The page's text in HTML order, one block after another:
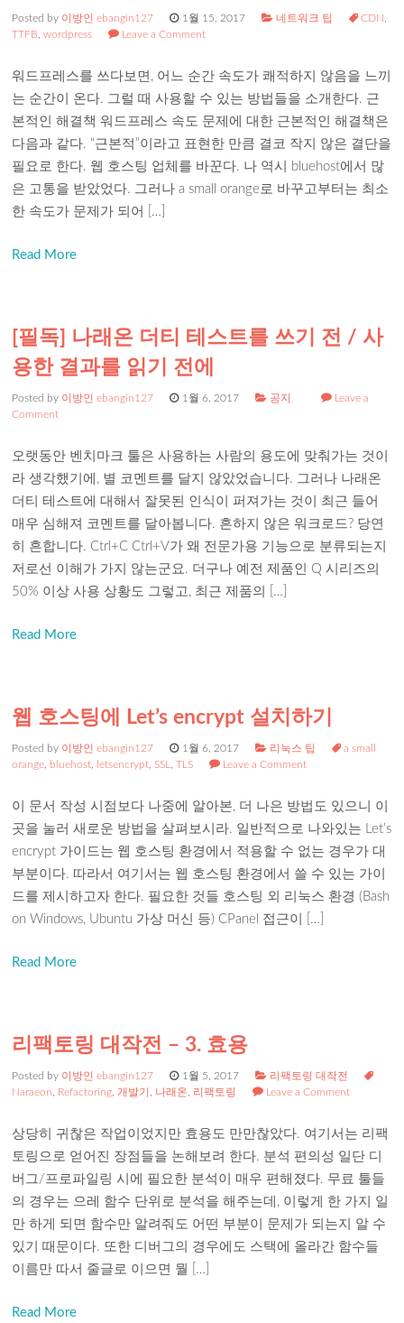
Posted by 이방인 ebangin127 1월 15, 2017 네트워크 팁 CDN
TTFB ,wordpress Leave a Comment
워드프레스를 쓰다보면, 어느 순간 속도가 쾌적하지 않음을 느끼
는 순간이 온다. 그럴 때 사용할 수 있는 방법들을 소개한다. 근
본적인 해결책 워드프레스 속도 문제에 대한 근본적인 해결책은
다음과 같다. “근본적”이라고 표현한 만큼 결코 작지 않은 결단을
필요로 한다. 웹 호스팅 업체를 바꾼다. 나 역시 bluehost에서 많
은 고통을 받았었다. 그러나 a small orange로 바꾸고부터는 최소
한 속도가 문제가 되어 […]
Read More
[필독] 나래온 더티 테스트를 쓰기 전 / 사
용한 결과를 읽기 전에
Posted by 이방인 ebangin127 1월 6, 2017 공지
Leave a
Comment
오랫동안 벤치마크 툴은 사용하는 사람의 용도에 맞춰가는 것이
라 생각했기에, 별 코멘트를 달지 않았었습니다. 그러나 나래온
더티 테스트에 대해서 잘못된 인식이 퍼져가는 것이 최근 들어
매우 심해져 코멘트를 달아봅니다. 흔하지 않은 워크로드? 당연
히 흔합니다. Ctrl+C Ctrl+V가 왜 전문가용 기능으로 분류되는지
저로선 이해가 가지 않는군요. 더구나 예전 제품인 Q 시리즈의
50% 이상 사용 상황도 그렇고, 최근 제품의 […]
Read More
웹 호스팅에 Let’s encrypt 설치하기
Posted by 이방인 ebangin127 1월 6, 2017 리눅스 팁
a small
orange bluehost letsencrypt SSL ,TLS Leave a Comment
이 문서 작성 시점보다 나중에 알아본, 더 나은 방법도 있으니 이
곳을 눌러 새로운 방법을 살펴보시라. 일반적으로 나와있는 Let’s
encrypt 가이드는 웹 호스팅 환경에서 적용할 수 없는 경우가 대
부분이다. 따라서 여기서는 웹 호스팅 환경에서 쓸 수 있는 가이
드를 제시하고자 한다. 필요한 것들 호스팅 외 리눅스 환경 (Bash
on Windows, Ubuntu 가상 머신 등) CPanel 접근이 […]
Read More
리팩토링 대작전 – 3. 효용
Posted by 이방인 ebangin127 1월 5, 2017
리팩토링 대작전
Naraeon
Refactoring 개발기 나래온 리팩토링 Leave a Comment
상당히 귀찮은 작업이었지만 효용도 만만찮았다. 여기서는 리팩
토링으로 얻어진 장점들을 논해보려 한다. 분석 편의성 일단 디
버그/프로파일링 시에 필요한 분석이 매우 편해졌다. 무료 툴들
의 경우는 으레 함수 단위로 분석을 해주는데, 이렇게 한 가지 일
만 하게 되면 함수만 알려줘도 어떤 부분이 문제가 되는지 알 수
있기 때문이다. 또한 디버그의 경우에도 스택에 올라간 함수들
이름만 따서 줄글로 이으면 뭘 […]
Read More